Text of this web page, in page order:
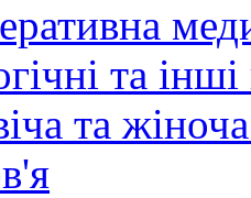
та
та